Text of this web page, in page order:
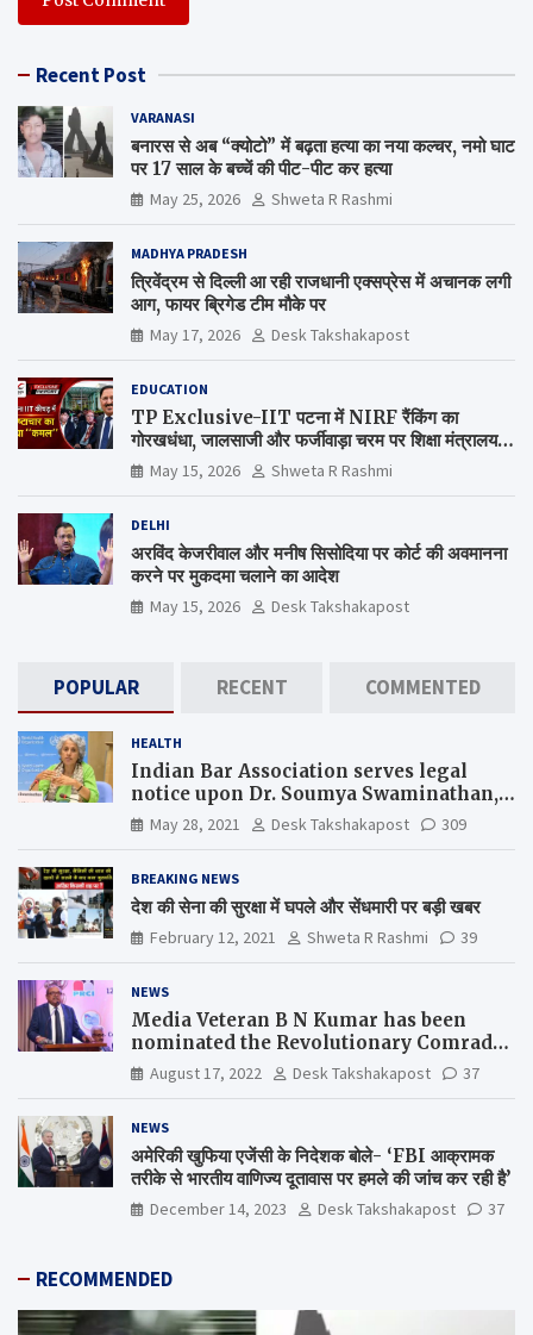
Recent Post
VARANASI
बनारस से अब “क्योटो” में बढ़ता हत्या का नया कल्चर, नमो घाट
पर 17 साल के बच्चें की पीट-पीट कर हत्या
May 25, 2026 Shweta R Rashmi
MADHYA PRADESH
त्रिवेंद्रम से दिल्ली आ रही राजधानी एक्सप्रेस में अचानक लगी
आग, फायर ब्रिगेड टीम मौके पर
May 17, 2026 Desk Takshakapost
EDUCATION
TP Exclusive-IIT पटना में NIRF रैंकिंग का
गोरखधंधा, जालसाजी और फर्जीवाड़ा चरम पर शिक्षा मंत्रालय
कब जागेगा ?
May 15, 2026 Shweta R Rashmi
DELHI
अरविंद केजरीवाल और मनीष सिसोदिया पर कोर्ट की अवमानना
करने पर मुकदमा चलाने का आदेश
May 15, 2026 Desk Takshakapost
POPULAR RECENT COMMENTED
HEALTH
Indian Bar Association serves legal
notice upon Dr. Soumya Swaminathan,
the Chief Scientist, WHO
May 28, 2021 Desk Takshakapost 309
BREAKING NEWS
देश की सेना की सुरक्षा में घपले और सेंधमारी पर बड़ी खबर
February 12, 2021 Shweta R Rashmi 39
NEWS
Media Veteran B N Kumar has been
nominated the Revolutionary Comrade
Shiv Varma Media Award 2022-23
August 17, 2022 Desk Takshakapost 37
NEWS
अमेरिकी खुफिया एजेंसी के निदेशक बोले- ‘FBI आक्रामक
तरीके से भारतीय वाणिज्य दूतावास पर हमले की जांच कर रही है’
December 14, 2023 Desk Takshakapost 37
RECOMMENDED